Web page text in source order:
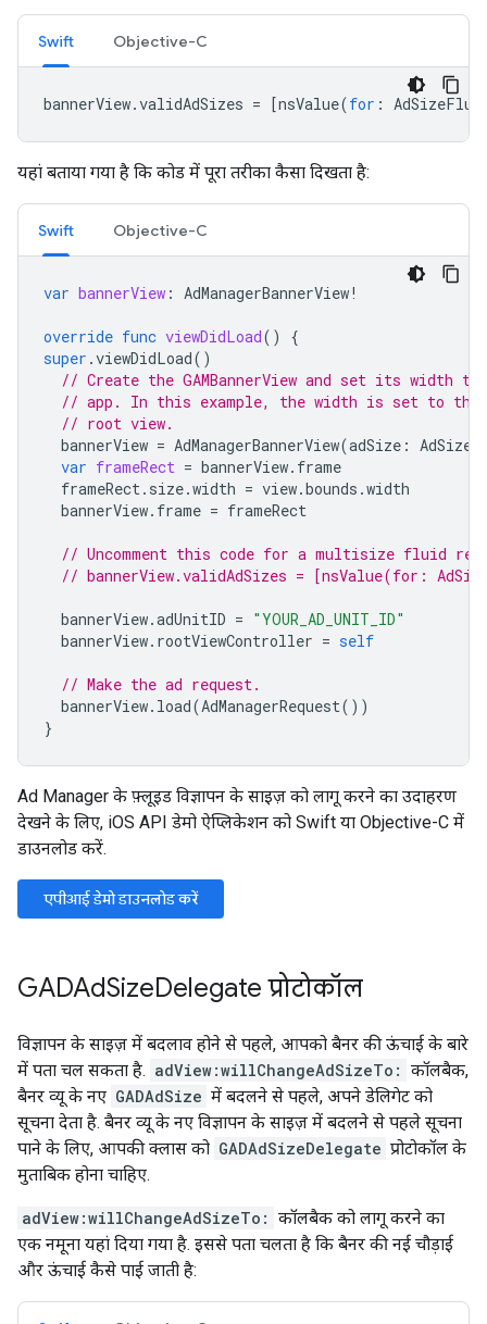
Swift Objective-C
bannerView.validAdSizes = [nsValue(for :
यहां बताया गया है कि कोड में पूरा तरीका कैसा दिखता है:
Swift Objective-C
var bannerView : AdManagerBannerView!
override func viewDidLoad()
{
super .viewDidLoad()
// Create the GAMBannerView and set its width
// app. In this example, the width is set to the
// root view.
bannerView = AdManagerBannerView(adSize :
var frameRect = bannerView. frame
frameRect. size.width = view.bounds .width
bannerView. frame = frameRect
// Uncomment this code for a multisize fluid
// bannerView.validAdSizes = [nsValue(for:
bannerView.adUnitID = "YOUR_AD_UNIT_ID"
bannerView. rootViewController = self
// Make the ad request.
bannerView. load(AdManagerRequest())
}
Ad Manager के फ़्लूइड विज्ञापन के साइज़ को लागू करने का उदाहरण
देखने के लिए, iOS API डेमो ऐप्लिकेशन को Swift या Objective-C में
डाउनलोड करें.
एपीआई डेमो डाउनलोड करें
GADAdSizeDelegate प्रोटोकॉल
विज्ञापन के साइज़ में बदलाव होने से पहले, आपको बैनर की ऊंचाई के बारे
में पता चल सकता है. adView:willChangeAdSizeTo: कॉलबैक,
बैनर व्यू के नए GADAdSize में बदलने से पहले, अपने डेलिगेट को
सूचना देता है. बैनर व्यू के नए विज्ञापन के साइज़ में बदलने से पहले सूचना
पाने के लिए, आपकी क्लास को GADAdSizeDelegate प्रोटोकॉल के
मुताबिक होना चाहिए.
adView:willChangeAdSizeTo: कॉलबैक को लागू करने का
एक नमूना यहां दिया गया है. इससे पता चलता है कि बैनर की नई चौड़ाई
और ऊंचाई कैसे पाई जाती है: